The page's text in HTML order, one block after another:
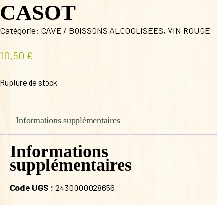
CASOT
Catégorie: CAVE / BOISSONS ALCOOLISEES, VIN ROUGE
10,50 €
Rupture de stock
Informations supplémentaires
Informations
supplémentaires
Code UGS : 2430000028656